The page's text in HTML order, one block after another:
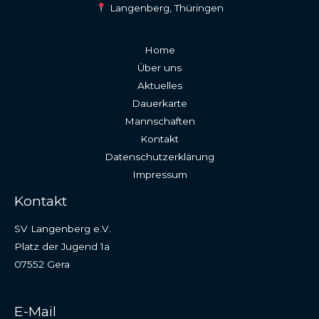
Langenberg, Thüringen
Home
Über uns
Aktuelles
Dauerkarte
Mannschaften
Kontakt
Datenschutzerklärung
Impressum
Kontakt
SV Langenberg e.V.
Platz der Jugend 1a
07552 Gera
E-Mail